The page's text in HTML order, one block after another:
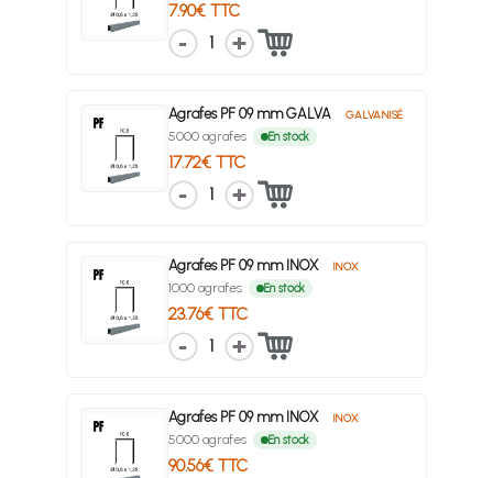
7.90€ TTC
1
Agrafes PF 09 mm GALVA GALVANISÉ
5000 agrafes En stock
17.72€ TTC
1
Agrafes PF 09 mm INOX INOX
1000 agrafes En stock
23.76€ TTC
1
Agrafes PF 09 mm INOX INOX
5000 agrafes En stock
90.56€ TTC